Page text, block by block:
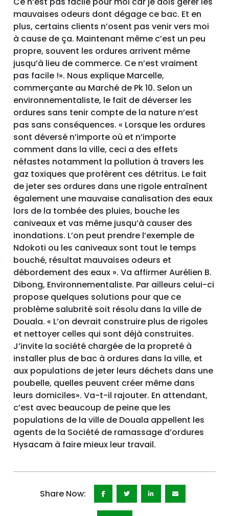
mauvaises odeurs dont dégage ce bac. Et en
plus, certains clients n’osent pas venir vers moi
à cause de ça. Maintenant même c’est un peu
propre, souvent les ordures arrivent même
jusqu’à lieu de commerce. Ce n’est vraiment
pas facile !». Nous explique Marcelle,
commerçante au Marché de Pk 10. Selon un
environnementaliste, le fait de déverser les
ordures sans tenir compte de la nature n’est
pas sans conséquences. « Lorsque les ordures
sont déversé n’importe où et n’importe
comment dans la ville, ceci a des effets
néfastes notamment la pollution à travers les
gaz toxiques que profèrent ces détritus. Le fait
de jeter ses ordures dans une rigole entraînent
également une mauvaise canalisation des eaux
lors de la tombée des pluies, bouche les
caniveaux et vas même jusqu’à causer des
inondations. L’on peut prendre l’exemple de
Ndokoti ou les caniveaux sont tout le temps
bouché, résultat mauvaises odeurs et
débordement des eaux ». Va affirmer Aurélien B.
Dibong, Environnementaliste. Par ailleurs celui-ci
propose quelques solutions pour que ce
problème salubrité soit résolu dans la ville de
Douala. « L’on devrait construire plus de rigoles
et nettoyer celles qui sont déjà construites.
J’invite la société chargée de la propreté à
installer plus de bac à ordures dans la ville, et
aux populations de jeter leurs déchets dans une
poubelle, quelles peuvent créer même dans
leurs domiciles». Va-t-il rajouter. En attendant,
c’est avec beaucoup de peine que les
populations de la ville de Douala appellent les
agents de la Société de ramassage d’ordures
Hysacam à faire mieux leur travail.
Share Now: